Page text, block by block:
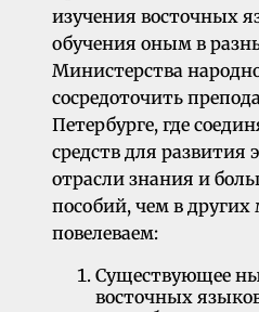
изучения восточных
обучения оным в
Министерства
сосредоточить
Петербурге, где
средств для развития
отрасли знания и
пособий, чем в
повелеваем:
Существующее
восточных